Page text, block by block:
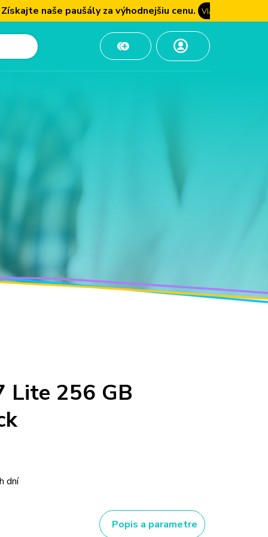
paušály za výhodnejšiu cenu.VIAC INFO
Lite 256 GB
dní
Popis a parametre